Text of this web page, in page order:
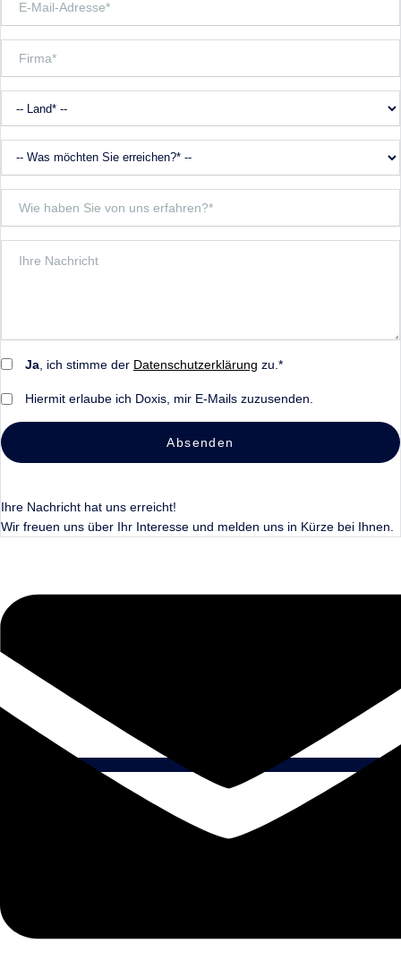
Ja , ich stimme der Datenschutzerklärung zu.*
Hiermit erlaube ich Doxis, mir E-Mails zuzusenden.
Absenden
Ihre Nachricht hat uns erreicht!
Wir freuen uns über Ihr Interesse und melden uns in Kürze bei Ihnen.